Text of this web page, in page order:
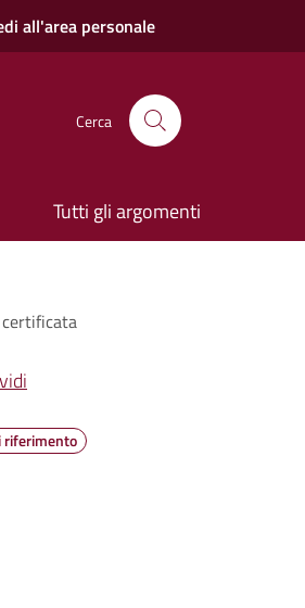
all'area personale
Cerca
Tutti gli argomenti
riferimento